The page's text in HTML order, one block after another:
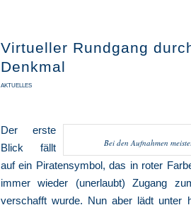
Virtueller Rundgang
Denkmal
AKTUELLES
Bei den Aufnahmen
Der erste
Blick fällt
auf ein Piratensymbol, das in roter
immer wieder (unerlaubt) Zugang
verschafft wurde. Nun aber lädt unter